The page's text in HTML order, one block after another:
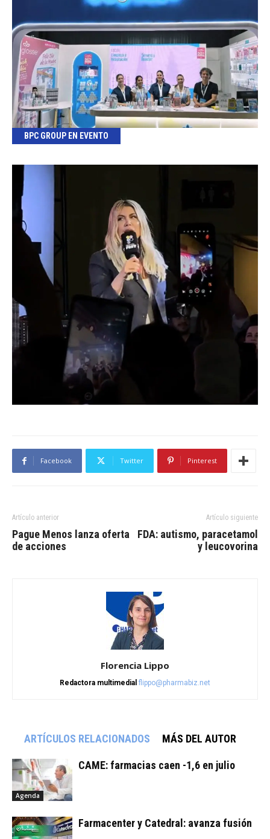
BPC GROUP EN EVENTO
Facebook Twitter Pinterest
Artículo anterior
Pague Menos lanza oferta
de acciones
Artículo siguiente
FDA: autismo, paracetamol
y leucovorina
Florencia Lippo
Redactora multimedial flippo@pharmabiz.net
ARTÍCULOS RELACIONADOS MÁS DEL AUTOR
Agenda
CAME: farmacias caen -1,6 en julio
Farmacenter y Catedral: avanza fusión